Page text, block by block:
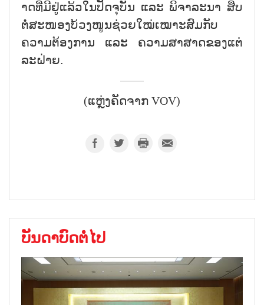
າດ​ທີ່​ມີ​ຢູ່​ແລ້ວ​ໃນ​ປັດ​ຈຸ​ບັນ ແລະ ພິ​ຈາ​ລະ​ນາ ສືບ​
ຕໍ່​ສະ​ໜອງ​ບ້ວ​ງ​ໜູນ​ຊ່ວຍ​ໃໝ່​ເໝາະ​ສົມ​ກັບ​
ຄວາມ​ຕ້ອງ​ການ ແລະ ຄວາມ​ສາ​ສາດ​ຂອງ​ແຕ່​
ລະ​ຝ່າຍ.
(ແຫຼ່ງຄັດຈາກ VOV)
ບັນດາບົດຕໍ່ໄປ